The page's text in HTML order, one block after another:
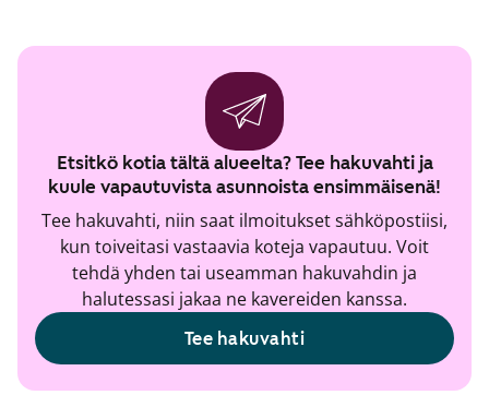
Etsitkö kotia tältä alueelta? Tee hakuvahti ja
kuule vapautuvista asunnoista ensimmäisenä!
Tee hakuvahti, niin saat ilmoitukset sähköpostiisi,
kun toiveitasi vastaavia koteja vapautuu. Voit
tehdä yhden tai useamman hakuvahdin ja
halutessasi jakaa ne kavereiden kanssa.
Tee hakuvahti